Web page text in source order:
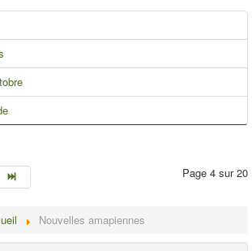
Page 4 sur 20
Nouvelles amapiennes